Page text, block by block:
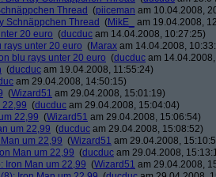
Thread (piiceman am 10.04.2008,
Schnäppchen Thread (MikE_
am 19.04.2008,
20 euro (ducduc am 14.04.2008, 10:27:25)
rays unter 20 euro (Marax am 14.04.2008,
blu rays unter 20 euro (ducduc am
(ducduc am 19.04.2008, 11:55:24)
am 29.04.2008, 14:50:15)
(Wizard51 am 29.04.2008, 15:01:19)
22,99 (ducduc am 29.04.2008, 15:04:04)
22,99 (Wizard51 am 29.04.2008, 15:06:54)
um 22,99 (ducduc am 29.04.2008, 15:08:52)
um 22,99 (Wizard51 am 29.04.2008,
Man um 22,99 (ducduc am 29.04.2008,
Iron Man um 22,99 (Wizard51 am 29.04.2008,